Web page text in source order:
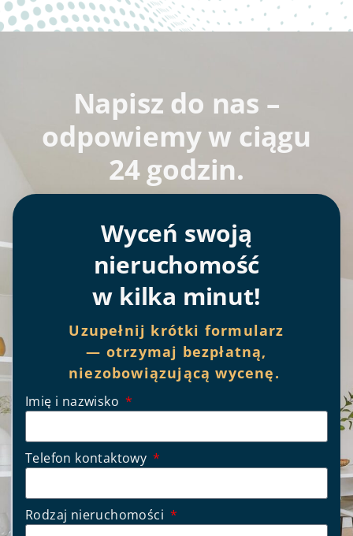
Napisz do nas –
odpowiemy w ciągu
24 godzin.
Wyceń swoją
nieruchomość
w kilka minut!
Uzupełnij krótki formularz
— otrzymaj bezpłatną,
niezobowiązującą wycenę.
Imię i nazwisko
Telefon kontaktowy
Rodzaj nieruchomości